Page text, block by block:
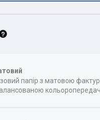
папір з матовою